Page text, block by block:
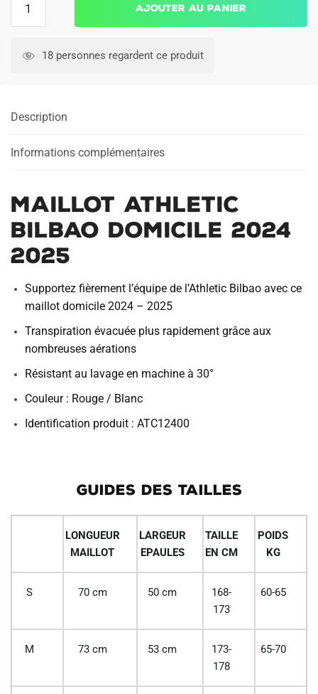
Athletic
2025
Ajouter au panier
18 personnes regardent ce produit
Description
Informations complémentaires
Maillot Athletic
Bilbao Domicile 2024
2025
Supportez fièrement l’équipe de l’Athletic Bilbao avec ce
maillot domicile 2024 – 2025
Transpiration évacuée plus rapidement grâce aux
nombreuses aérations
Résistant au lavage en machine à 30°
Couleur : Rouge / Blanc
Identification produit : ATC12400
GUIDES DES TAILLES
LONGUEUR
MAILLOT
LARGEUR
EPAULES
TAILLE
EN CM
POIDS
KG
S 70 cm 50 cm
168-
173
60-65
M 73 cm 53 cm
173-
178
65-70